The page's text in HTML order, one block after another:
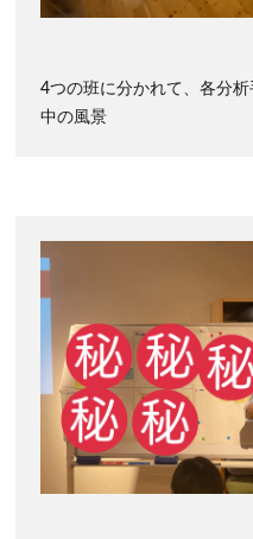
4つの班に分かれて、各分
中の風景